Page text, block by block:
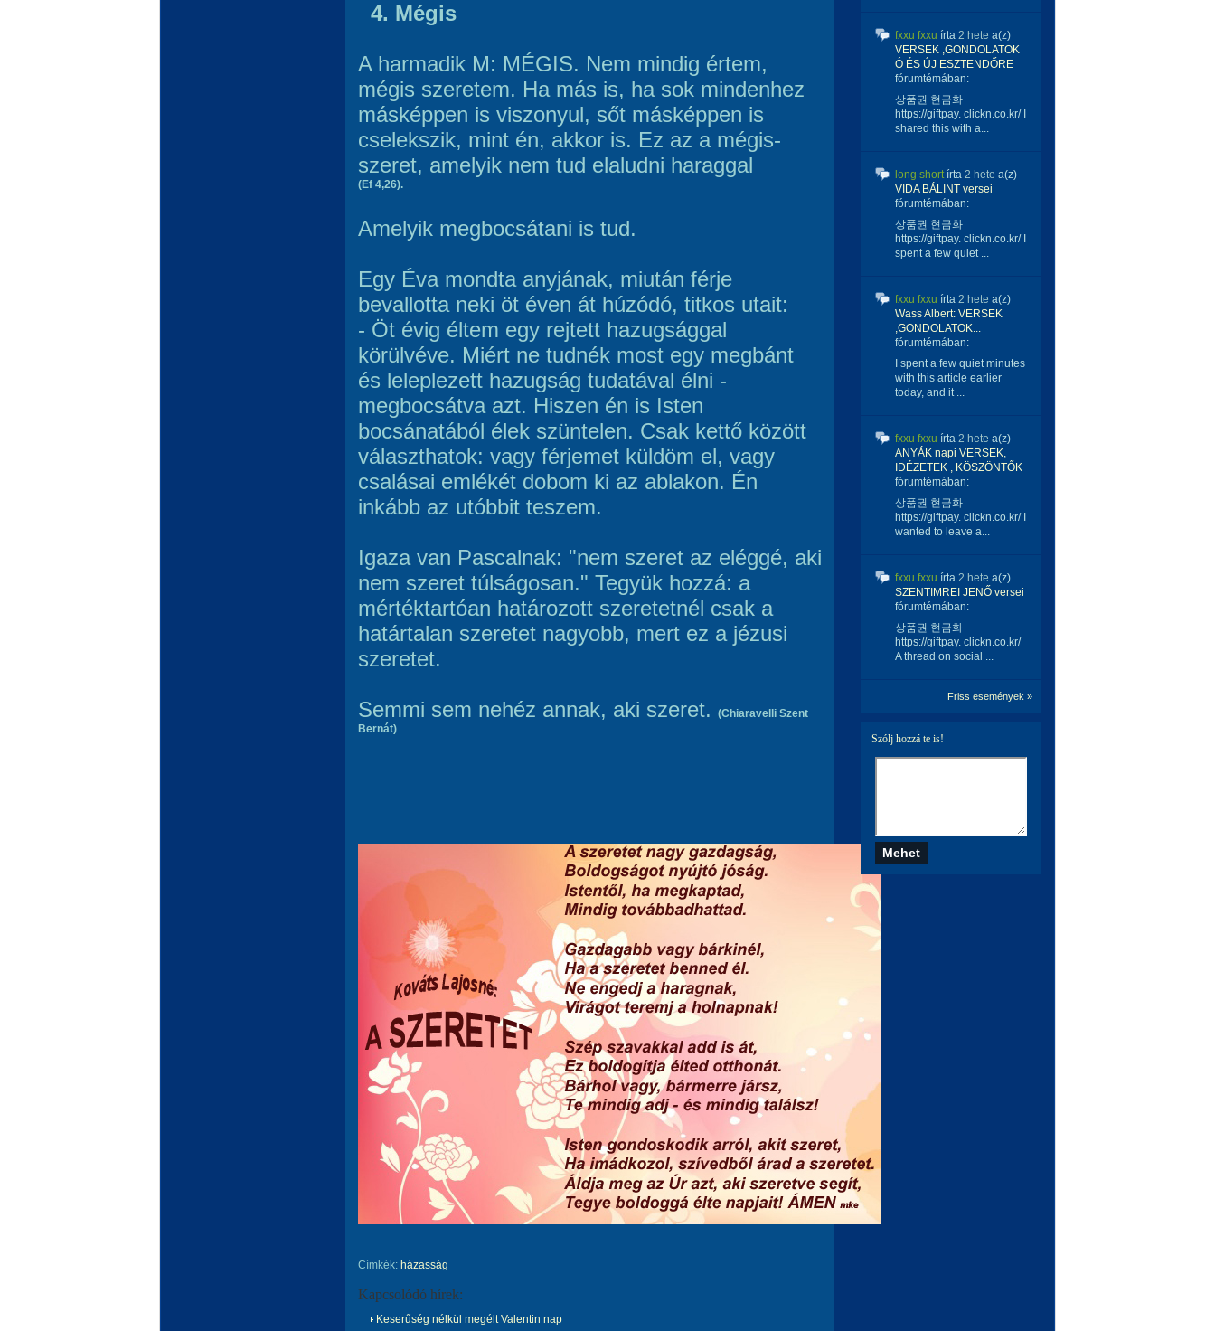
4. Mégis
A harmadik M: MÉGIS. Nem mindig értem,
mégis szeretem. Ha más is, ha sok mindenhez
másképpen is viszonyul, sőt másképpen is
cselekszik, mint én, akkor is. Ez az a mégis-
szeret, amelyik nem tud elaludni haraggal
(Ef 4,26).
Amelyik megbocsátani is tud.
Egy Éva mondta anyjának, miután férje
bevallotta neki öt éven át húzódó, titkos utait:
- Öt évig éltem egy rejtett hazugsággal
körülvéve. Miért ne tudnék most egy megbánt
és leleplezett hazugság tudatával élni -
megbocsátva azt. Hiszen én is Isten
bocsánatából élek szüntelen. Csak kettő között
választhatok: vagy férjemet küldöm el, vagy
csalásai emlékét dobom ki az ablakon. Én
inkább az utóbbit teszem.
Igaza van Pascalnak: "nem szeret az eléggé, aki
nem szeret túlságosan." Tegyük hozzá: a
mértéktartóan határozott szeretetnél csak a
határtalan szeretet nagyobb, mert ez a jézusi
szeretet.
Semmi sem nehéz annak, aki szeret.
(Chiaravelli Szent
Bernát)
Címkék: házasság
Kapcsolódó hírek:
Keserűség nélkül megélt Valentin nap
fxxu fxxu írta 2 hete a(z)
VERSEK ,GONDOLATOK
Ó ÉS ÚJ ESZTENDŐRE
fórumtémában:
상품권 현금화
https://giftpay. clickn.co.kr/ I
shared this with a...
long shortírta 2 hete a(z)
VIDA BÁLINT versei
fórumtémában:
상품권 현금화
https://giftpay. clickn.co.kr/ I
spent a few quiet ...
fxxu fxxu írta 2 hete a(z)
Wass Albert: VERSEK
,GONDOLATOK...
fórumtémában:
I spent a few quiet minutes
with this article earlier
today, and it ...
fxxu fxxu írta 2 hete a(z)
ANYÁK napi VERSEK,
IDÉZETEK , KÖSZÖNTŐK
fórumtémában:
상품권 현금화
https://giftpay. clickn.co.kr/ I
wanted to leave a...
fxxu fxxu írta 2 hete a(z)
SZENTIMREI JENŐ versei
fórumtémában:
상품권 현금화
https://giftpay. clickn.co.kr/
A thread on social ...
Friss események »
Szólj hozzá te is!